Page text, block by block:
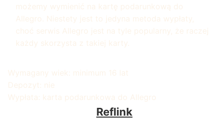
możemy wymienić na kartę podarunkową do
Allegro. Niestety jest to jedyna metoda wypłaty,
choć serwis Allegro jest na tyle popularny, że raczej
każdy skorzysta z takiej karty.
Wymagany wiek: minimum 16 lat
Depozyt: nie
Wypłata: karta podarunkowa do Allegro
Reflink